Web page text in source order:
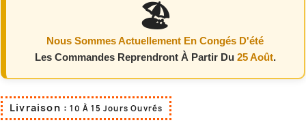
🏖️
Nous Sommes Actuellement En Congés D'été
Les Commandes Reprendront À Partir Du 25 Août.
Livraison : 10 À 15 Jours Ouvrés